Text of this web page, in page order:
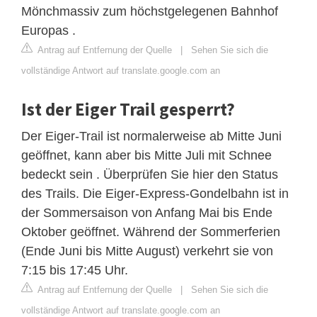
Mönchmassiv zum höchstgelegenen Bahnhof
Europas .
Antrag auf Entfernung der Quelle | Sehen Sie sich die
vollständige Antwort auf translate.google.com an
Ist der Eiger Trail gesperrt?
Der Eiger-Trail ist normalerweise ab Mitte Juni
geöffnet, kann aber bis Mitte Juli mit Schnee
bedeckt sein . Überprüfen Sie hier den Status
des Trails. Die Eiger-Express-Gondelbahn ist in
der Sommersaison von Anfang Mai bis Ende
Oktober geöffnet. Während der Sommerferien
(Ende Juni bis Mitte August) verkehrt sie von
7:15 bis 17:45 Uhr.
Antrag auf Entfernung der Quelle | Sehen Sie sich die
vollständige Antwort auf translate.google.com an